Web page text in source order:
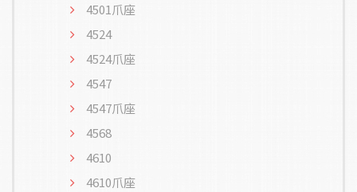
4501爪座
4524
4524爪座
4547
4547爪座
4568
4610
4610爪座